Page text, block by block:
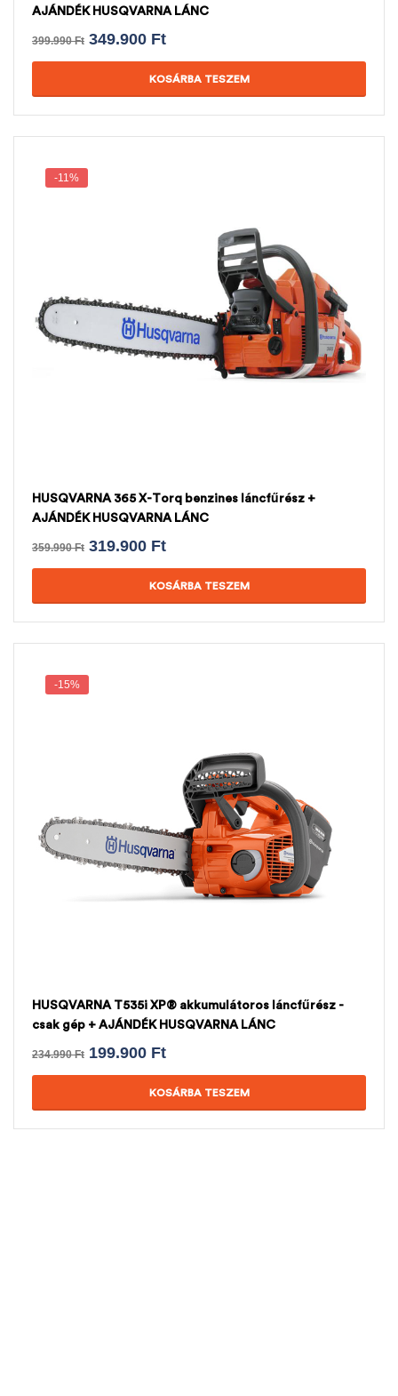
AJÁNDÉK HUSQVARNA LÁNC
399.990Ft 349.900 Ft
KOSÁRBA TESZEM
-11%
HUSQVARNA 365 X-Torq benzines láncfűrész +
AJÁNDÉK HUSQVARNA LÁNC
359.990Ft 319.900 Ft
KOSÁRBA TESZEM
-15%
HUSQVARNA T535i XP® akkumulátoros láncfűrész -
csak gép + AJÁNDÉK HUSQVARNA LÁNC
234.990Ft 199.900 Ft
KOSÁRBA TESZEM